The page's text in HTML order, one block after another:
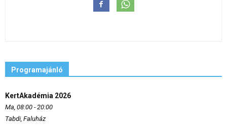
Programajánló
KertAkadémia 2026
Ma, 08:00 - 20:00
Tabdi, Faluház